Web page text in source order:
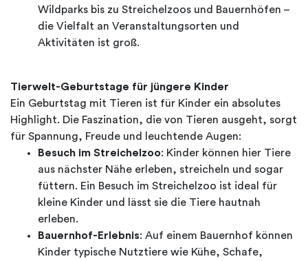
Wildparks bis zu Streichelzoos und Bauernhöfen –
die Vielfalt an Veranstaltungsorten und
Aktivitäten ist groß.
Tierwelt-Geburtstage für jüngere Kinder
Ein Geburtstag mit Tieren ist für Kinder ein absolutes
Highlight. Die Faszination, die von Tieren ausgeht, sorgt
für Spannung, Freude und leuchtende Augen:
Besuch im Streichelzoo: Kinder können hier Tiere
aus nächster Nähe erleben, streicheln und sogar
füttern. Ein Besuch im Streichelzoo ist ideal für
kleine Kinder und lässt sie die Tiere hautnah
erleben.
Bauernhof-Erlebnis: Auf einem Bauernhof können
Kinder typische Nutztiere wie Kühe, Schafe,